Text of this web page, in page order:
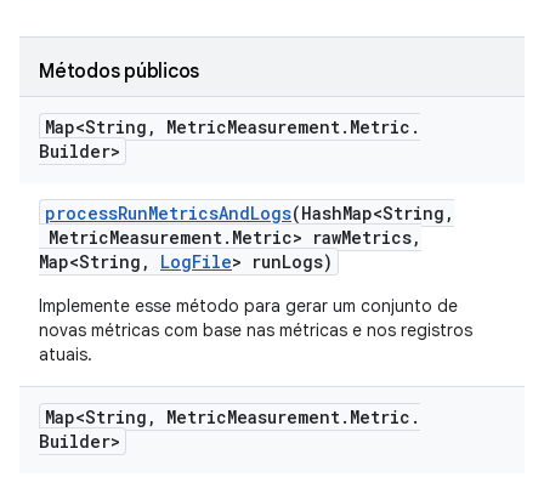
Métodos públicos
Map<String , MetricMeasurement. Metric .
Builder>
processRunMetricsAndLogs(HashMap<String ,
MetricMeasurement. Metric> rawMetrics,
Map<String , LogFile> runLogs)
Implemente esse método para gerar um conjunto de
novas métricas com base nas métricas e nos registros
atuais.
Map<String , MetricMeasurement. Metric .
Builder>